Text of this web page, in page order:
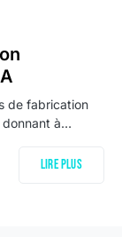
de fabrication
donnant à…
Lire plus